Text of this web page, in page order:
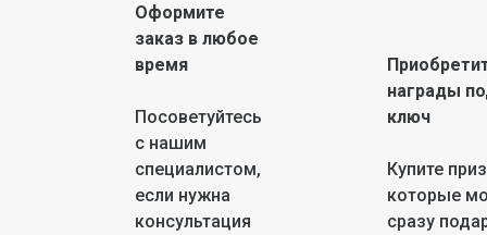
Оформите
заказ в любое
время
Посоветуйтесь
с нашим
специалистом,
если нужна
консультация
награды
ключ
Купите
которые
сразу